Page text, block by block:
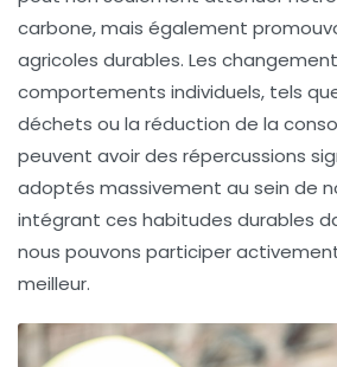
carbone, mais également
agricoles durables. Les
comportements individuels, tels
déchets ou la réduction de la
peuvent avoir des répercussions
adoptés massivement au sein de
intégrant ces habitudes durables
nous pouvons participer
meilleur.